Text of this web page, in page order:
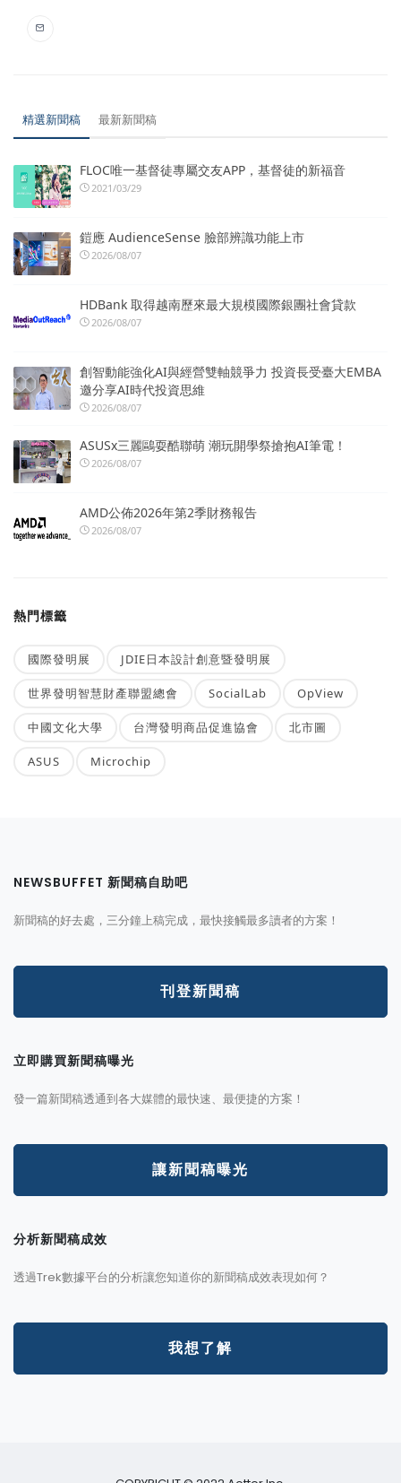
精選新聞稿 最新新聞稿
FLOC唯一基督徒專屬交友APP，基督徒的新福音
2021/03/29
鎧應 AudienceSense 臉部辨識功能上市
2026/08/07
HDBank 取得越南歷來最大規模國際銀團社會貸款
2026/08/07
創智動能強化AI與經營雙軸競爭力 投資長受臺大EMBA
邀分享AI時代投資思維
2026/08/07
ASUSx三麗鷗耍酷聯萌 潮玩開學祭搶抱AI筆電！
2026/08/07
AMD公佈2026年第2季財務報告
2026/08/07
熱門標籤
國際發明展 JDIE日本設計創意暨發明展
世界發明智慧財產聯盟總會 SocialLab OpView
中國文化大學 台灣發明商品促進協會 北市圖
ASUS Microchip
NEWSBUFFET 新聞稿自助吧
新聞稿的好去處，三分鐘上稿完成，最快接觸最多讀者的方案！
刊登新聞稿
立即購買新聞稿曝光
發一篇新聞稿透通到各大媒體的最快速、最便捷的方案！
讓新聞稿曝光
分析新聞稿成效
透過Trek數據平台的分析讓您知道你的新聞稿成效表現如何？
我想了解